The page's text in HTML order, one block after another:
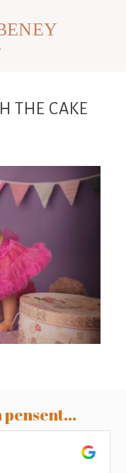
THE CAKE
,
Castres,
pensent...